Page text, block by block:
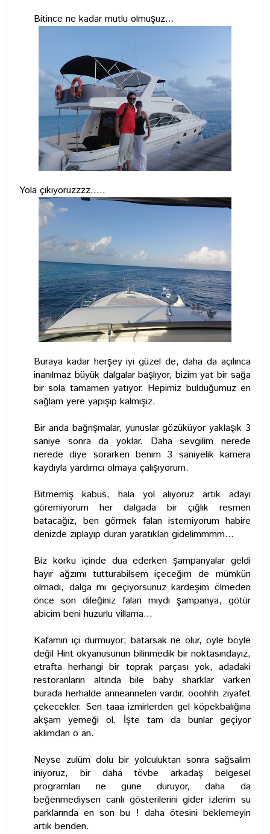
Bitince ne kadar mutlu olmuşuz...
Yola çıkıyoruzzzz.....
Buraya kadar herşey iyi güzel de, daha da açılınca
inanılmaz büyük dalgalar başlıyor, bizim yat bir sağa
bir sola tamamen yatıyor. Hepimiz bulduğumuz en
sağlam yere yapışıp kalmışız.
Bir anda bağrışmalar, yunuslar gözüküyor yaklaşık 3
saniye sonra da yoklar. Daha sevgilim nerede
nerede diye sorarken benim 3 saniyelik kamera
kaydıyla yardımcı olmaya çalışıyorum.
Bitmemiş kabus, hala yol alıyoruz artık adayı
göremiyorum her dalgada bir çığlık resmen
batacağız, ben görmek falan istemiyorum habire
denizde zıplayıp duran yaratıkları gidelimmmm...
Biz korku içinde dua ederken şampanyalar geldi
hayır ağzımı tutturabilsem içeceğim de mümkün
olmadı, dalga mı geçiyorsunuz kardeşim ölmeden
önce son dileğiniz falan mıydı şampanya, götür
abicim beni huzurlu villama...
Kafamın içi durmuyor; batarsak ne olur, öyle böyle
değil Hint okyanusunun bilinmedik bir noktasındayız,
etrafta herhangi bir toprak parçası yok, adadaki
restoranların altında bile baby sharklar varken
burada herhalde anneanneleri vardır, ooohhh ziyafet
çekecekler. Sen taaa izmirlerden gel köpekbalığına
akşam yemeği ol. İşte tam da bunlar geçiyor
aklımdan o an.
Neyse zulüm dolu bir yolculuktan sonra sağsalim
iniyoruz, bir daha tövbe arkadaş belgesel
programları ne güne duruyor, daha da
beğenmediysen canlı gösterilerini gider izlerim su
parklarında en son bu ! daha ötesini beklemeyin
artık benden.